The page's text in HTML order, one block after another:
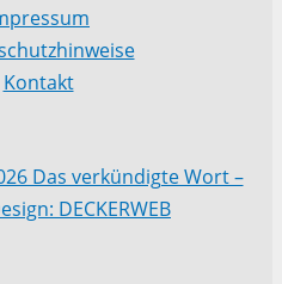
Kontakt
Das verkündigte Wort –
DECKERWEB